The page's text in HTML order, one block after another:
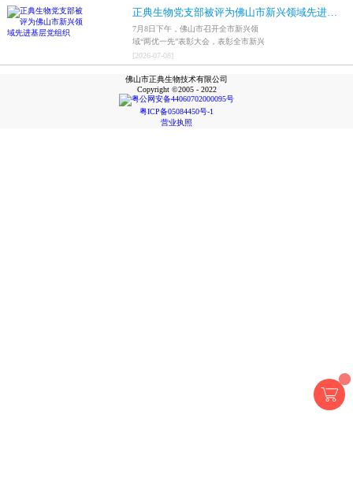
正典生物党支部被评为佛山市新兴领域先进基层党组织
7月8日下午，佛山市召开全市新兴领
域“两优一先”表彰大会，表彰全市新兴
领域优秀共产党员、优秀党务工作者和
先进基层党组织，中共佛山市正典生物
技术有限公司支部委员会被评为佛山市
新兴领域先进基层党组织。
[2026-07-08]
佛山市正典生物技术有限公司
Copyright ©2005 - 2022
粤公网安备44060702000095号
粤ICP备05084450号-1
营业执照